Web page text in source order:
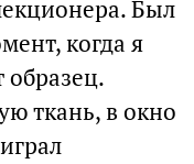
Был
когда я
образец.
ткань, в окно